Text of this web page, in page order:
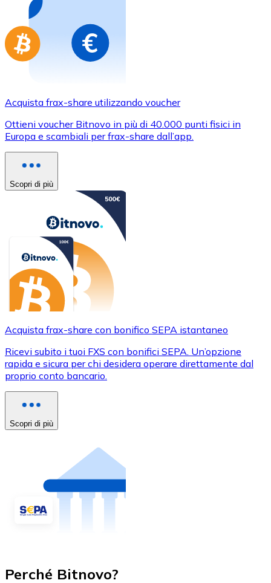
Vai al negozio di carte regalo
Acquista frax-share utilizzando voucher
Ottieni voucher Bitnovo in più di 40.000 punti fisici in
Europa e scambiali per frax-share dall’app.
Scopri di più
Acquista frax-share con bonifico SEPA istantaneo
Ricevi subito i tuoi FXS con bonifici SEPA. Un’opzione
rapida e sicura per chi desidera operare direttamente dal
proprio conto bancario.
Scopri di più
Perché Bitnovo?